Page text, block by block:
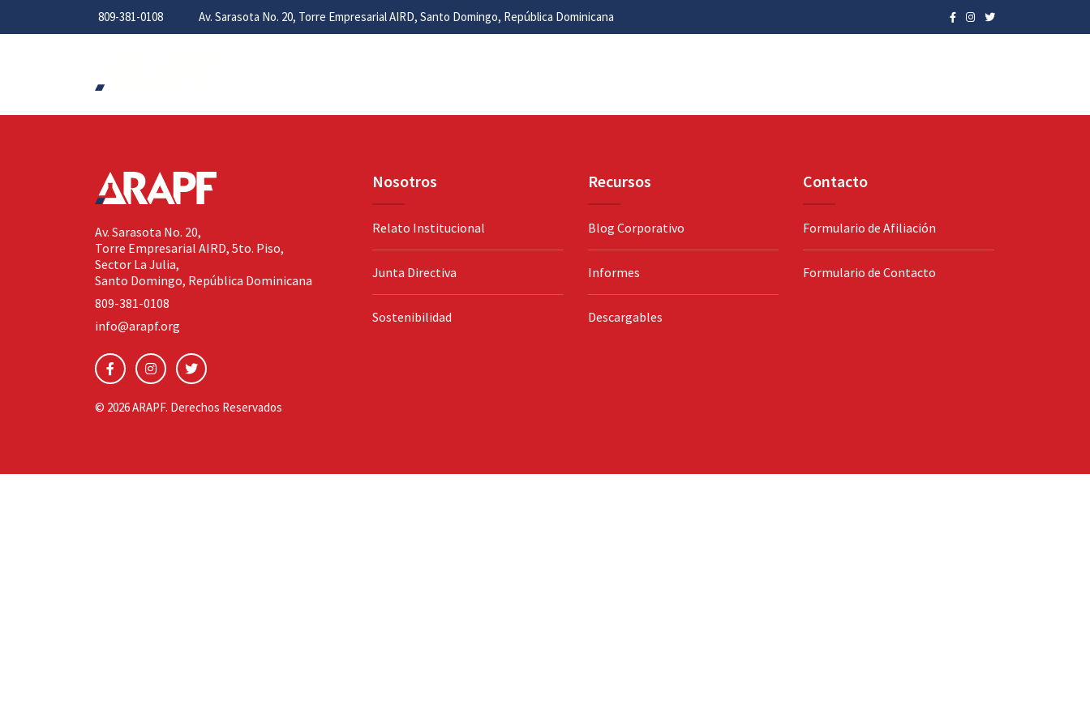
809-381-0108 Av. Sarasota No. 20, Torre Empresarial AIRD, Santo Domingo, República Dominicana
Av. Sarasota No. 20,
Torre Empresarial AIRD, 5to. Piso,
Sector La Julia,
Santo Domingo, República Dominicana
809-381-0108
info@arapf.org
Nosotros
Relato Institucional
Junta Directiva
Sostenibilidad
Recursos
Blog Corporativo
Informes
Descargables
Contacto
Formulario de Afiliación
Formulario de Contacto
© 2026 ARAPF. Derechos Reservados